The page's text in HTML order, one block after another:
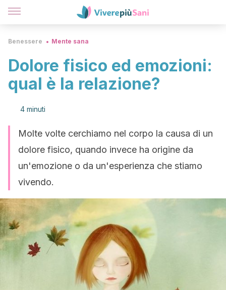
Benessere Mente sana
Dolore fisico ed emozioni:
qual è la relazione?
4 minuti
Molte volte cerchiamo nel corpo la causa di un
dolore fisico, quando invece ha origine da
un'emozione o da un'esperienza che stiamo
vivendo.